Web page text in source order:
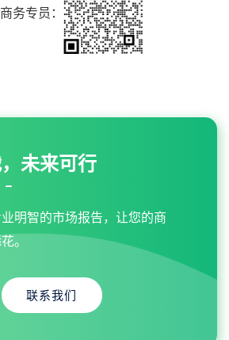
务专员：
未来可行
明智的市场报告，让您的商
。
联系我们